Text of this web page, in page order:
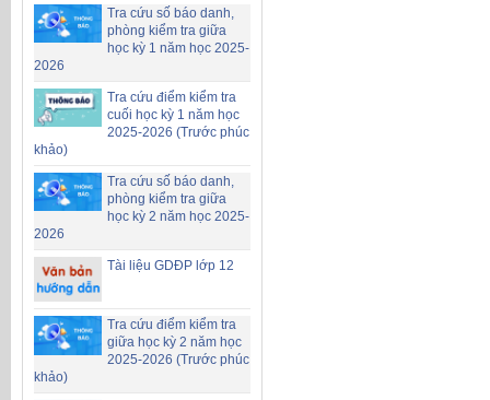
Tra cứu số báo danh,
phòng kiểm tra giữa
học kỳ 1 năm học 2025-
2026
Tra cứu điểm kiểm tra
cuối học kỳ 1 năm học
2025-2026 (Trước phúc
khảo)
Tra cứu số báo danh,
phòng kiểm tra giữa
học kỳ 2 năm học 2025-
2026
Tài liệu GDĐP lớp 12
Tra cứu điểm kiểm tra
giữa học kỳ 2 năm học
2025-2026 (Trước phúc
khảo)